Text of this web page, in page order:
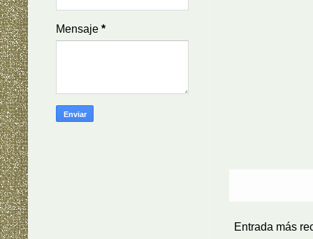
Entrada más
Mensaje *